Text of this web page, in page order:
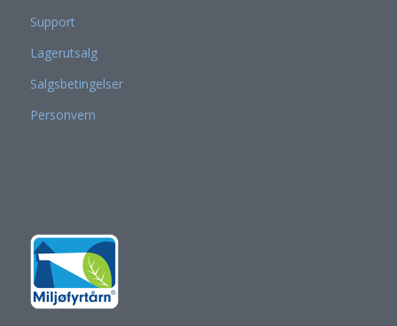
Support
Lagerutsalg
Salgsbetingelser
Personvern